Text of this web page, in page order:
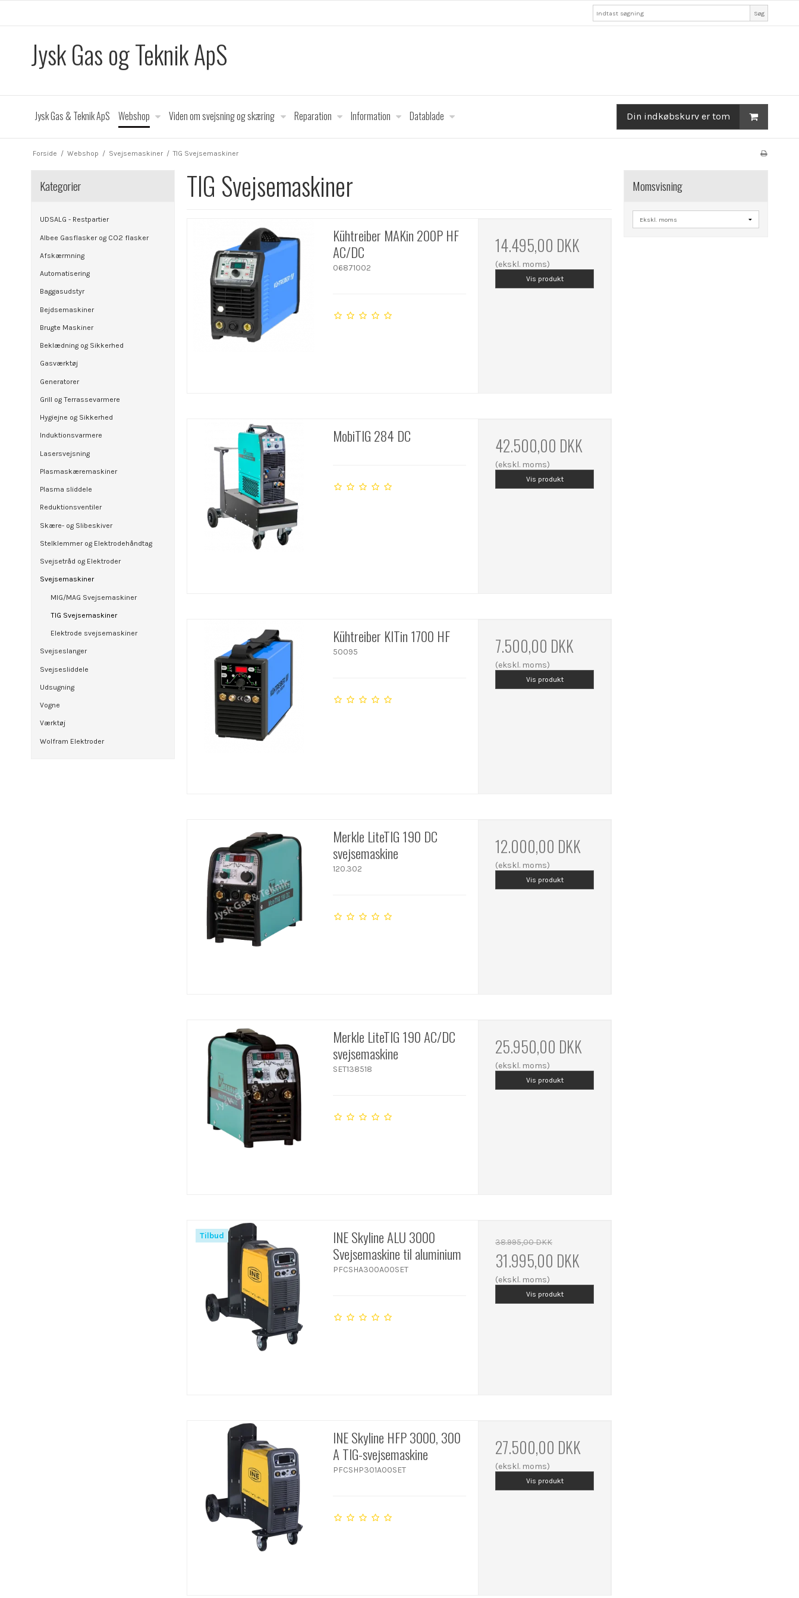
Søg
Jysk Gas og Teknik ApS
Jysk Gas & Teknik ApS Webshop Viden om svejsning og skæring Reparation Information Datablade Din indkøbskurv er tom
Forside / Webshop / Svejsemaskiner / TIG Svejsemaskiner
Kategorier
UDSALG - Restpartier
Albee Gasflasker og CO2 flasker
Afskærmning
Automatisering
Baggasudstyr
Bejdsemaskiner
Brugte Maskiner
Beklædning og Sikkerhed
Gasværktøj
Generatorer
Grill og Terrassevarmere
Hygiejne og Sikkerhed
Induktionsvarmere
Lasersvejsning
Plasmaskæremaskiner
Plasma sliddele
Reduktionsventiler
Skære- og Slibeskiver
Stelklemmer og Elektrodehåndtag
Svejsetråd og Elektroder
Svejsemaskiner
MIG/MAG Svejsemaskiner
TIG Svejsemaskiner
Elektrode svejsemaskiner
Svejseslanger
Svejsesliddele
Udsugning
Vogne
Værktøj
Wolfram Elektroder
TIG Svejsemaskiner
Kühtreiber MAKin 200P HF
AC/DC
06871002
14.495,00 DKK
(ekskl. moms)
Vis produkt
MobiTIG 284 DC 42.500,00 DKK
(ekskl. moms)
Vis produkt
Kühtreiber KITin 1700 HF
50095 7.500,00 DKK
(ekskl. moms)
Vis produkt
Merkle LiteTIG 190 DC
svejsemaskine
120.302
12.000,00 DKK
(ekskl. moms)
Vis produkt
Merkle LiteTIG 190 AC/DC
svejsemaskine
SET138518
25.950,00 DKK
(ekskl. moms)
Vis produkt
Tilbud
INE Skyline ALU 3000
Svejsemaskine til aluminium
PFCSHA300A00SET
38.995,00 DKK
31.995,00 DKK
(ekskl. moms)
Vis produkt
INE Skyline HFP 3000, 300
A TIG-svejsemaskine
PFCSHP301A00SET
27.500,00 DKK
(ekskl. moms)
Vis produkt
Momsvisning